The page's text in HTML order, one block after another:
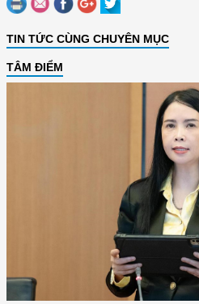
TIN TỨC CÙNG CHUYÊN MỤC
TÂM ĐIỂM